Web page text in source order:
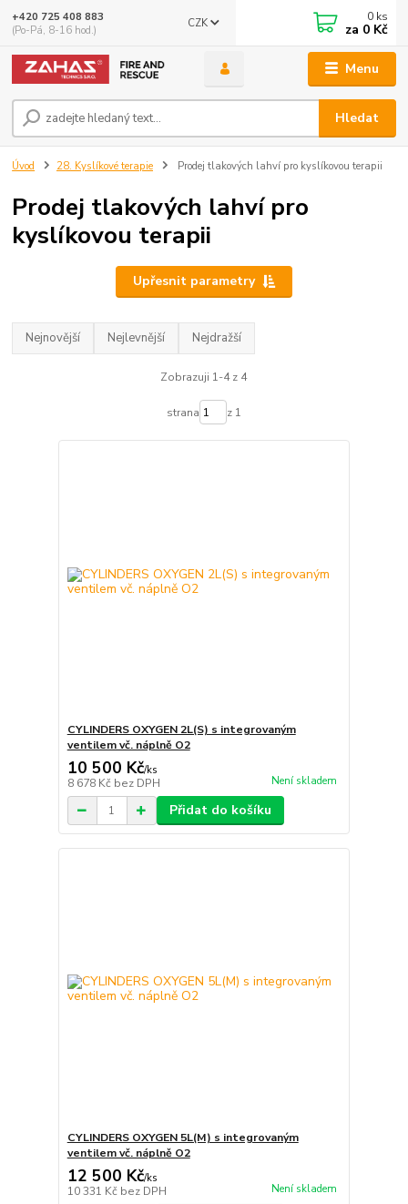
Menu
CZK
Hledat
+420 725 408 883
(Po-Pá, 8-16 hod.)
0 ks
za 0 Kč
Úvod 28. Kyslíkové terapie Prodej tlakových lahví pro kyslíkovou terapii
Prodej tlakových lahví pro
kyslíkovou terapii
Upřesnit parametry
Nejnovější Nejlevnější Nejdražší
Zobrazuji 1-4 z 4
strana z 1
CYLINDERS OXYGEN 2L(S) s integrovaným
ventilem vč. náplně O2
10 500 Kč/ks
8 678 Kč bez DPH Není skladem
Přidat do košíku
CYLINDERS OXYGEN 5L(M) s integrovaným
ventilem vč. náplně O2
12 500 Kč/ks
10 331 Kč bez DPH Není skladem